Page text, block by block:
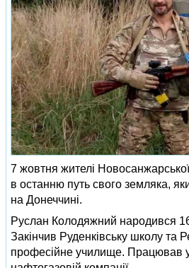
7 жовтня жителі
в останню путь свого земляка,
на Донеччині.
Руслан Колодяжний народився
Закінчив Руденківську школу та
професійне училище. Працював